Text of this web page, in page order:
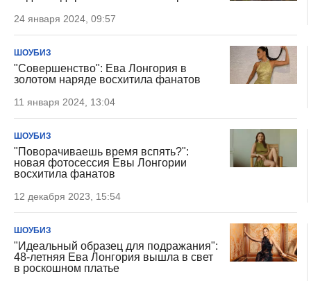
24 января 2024, 09:57
ШОУБИЗ
"Совершенство": Ева Лонгория в
золотом наряде восхитила фанатов
11 января 2024, 13:04
ШОУБИЗ
"Поворачиваешь время вспять?":
новая фотосессия Евы Лонгории
восхитила фанатов
12 декабря 2023, 15:54
ШОУБИЗ
"Идеальный образец для подражания":
48-летняя Ева Лонгория вышла в свет
в роскошном платье